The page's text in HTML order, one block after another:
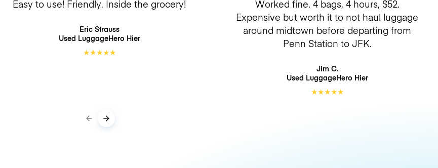
Easy to use! Friendly. Inside the grocery!
Eric Strauss
Used LuggageHero Hier
★★★★★
Worked fine. 4 bags, 4 hours, $52.
Expensive but worth it to not haul luggage
around midtown before departing from
Penn Station to JFK.
Jim C.
Used LuggageHero Hier
★★★★★